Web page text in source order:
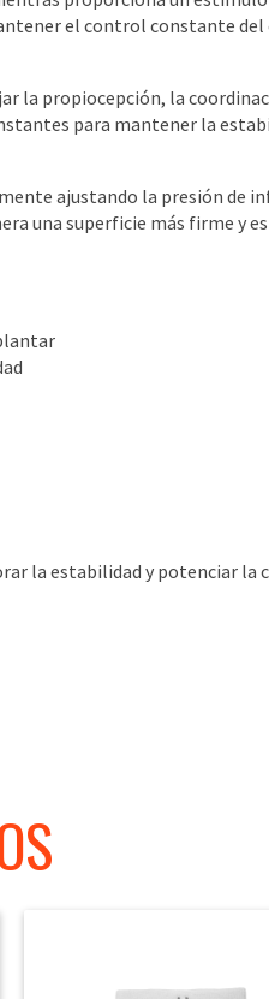
el control constante
la propiocepción, la
para mantener la
ajustando la presión de
una superficie más firme y
la estabilidad y potenciar